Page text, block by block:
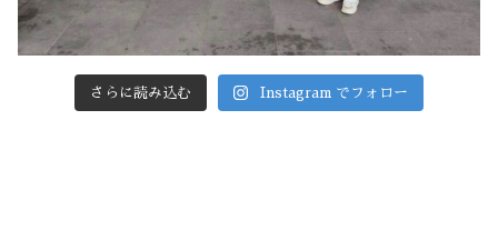
さらに読み込む Instagram でフォロー